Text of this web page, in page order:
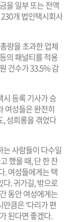
을 일부 또는 전액
개 법인택시회사
량을 초과한 업체
의 패널티를 적용
건수가 33.5% 감
시 등록 기사가 승
여성들은 완전히
, 성희롱을 겪었다
는 사람들이 다수일
했을 때, 단 한 잔
. 여성들에게는 택
. 귀가길, 밖으로
동안 여성에게는
큼은 ‘다리가 편
된다면 좋겠다.